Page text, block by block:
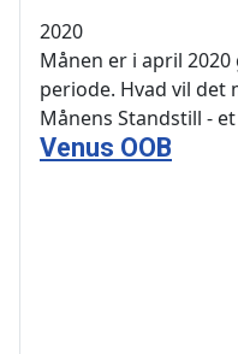
2020
Månen er i april 2020
periode. Hvad vil det
Månens Standstill -
Venus OOB